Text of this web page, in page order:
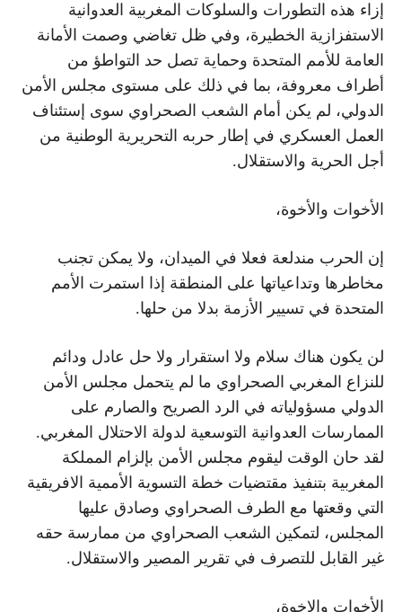
إزاء هذه التطورات والسلوكات المغربية العدوانية
الاستفزازية الخطيرة، وفي ظل تغاضي وصمت الأمانة
العامة للأمم المتحدة وحماية تصل حد التواطؤ من
أطراف معروفة، بما في ذلك على مستوى مجلس الأمن
الدولي، لم يكن أمام الشعب الصحراوي سوى إستئناف
العمل العسكري في إطار حربه التحريرية الوطنية من
أجل الحرية والاستقلال.
الأخوات والأخوة،
إن الحرب مندلعة فعلا في الميدان، ولا يمكن تجنب
مخاطرها وتداعياتها على المنطقة إذا استمرت الأمم
المتحدة في تسيير الأزمة بدلا من حلها.
لن يكون هناك سلام ولا استقرار ولا حل عادل ودائم
للنزاع المغربي الصحراوي ما لم يتحمل مجلس الأمن
الدولي مسؤولياته في الرد الصريح والصارم على
الممارسات العدوانية التوسعية لدولة الاحتلال المغربي.
لقد حان الوقت ليقوم مجلس الأمن بإلزام المملكة
المغربية بتنفيذ مقتضيات خطة التسوية الأممية الافريقية
التي وقعتها مع الطرف الصحراوي وصادق عليها
المجلس، لتمكين الشعب الصحراوي من ممارسة حقه
غير القابل للتصرف في تقرير المصير والاستقلال.
الأخوات والإخوة،